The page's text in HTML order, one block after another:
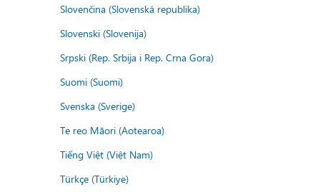
Slovenčina (Slovenská republika)
Slovenski (Slovenija)
Srpski (Rep. Srbija i Rep. Crna Gora)
Suomi (Suomi)
Svenska (Sverige)
Te reo Māori (Aotearoa)
Tiếng Việt (Việt Nam)
Türkçe (Türkiye)